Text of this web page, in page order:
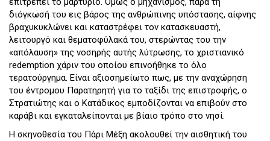
διόγκωσή του εις βάρος της ανθρώπινης υπόστασης, αίφνης
βραχυκυκλώνει και καταστρέφει τον κατασκευαστή,
λειτουργό και θεματοφύλακά του, στερώντας του την
«απόλαυση» της νοσηρής αυτής λύτρωσης, το χριστιανικό
redemption χάριν του οποίου επινοήθηκε το όλο
τερατούργημα. Είναι αξιοσημείωτο πως, με την αναχώρηση
του έντρομου Παρατηρητή για το ταξίδι της επιστροφής, ο
Στρατιώτης και ο Κατάδικος εμποδίζονται να επιβούν στο
καράβι και εγκαταλείπονται με βίαιο τρόπο στο νησί.
Η σκηνοθεσία του Πάρι Μέξη ακολουθεί την αισθητική του